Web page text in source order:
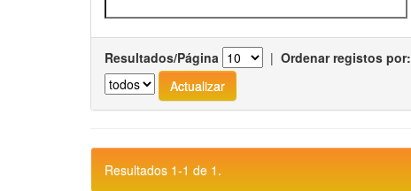
Resultados/Página | Ordenar registos por:
Resultados 1-1 de 1.